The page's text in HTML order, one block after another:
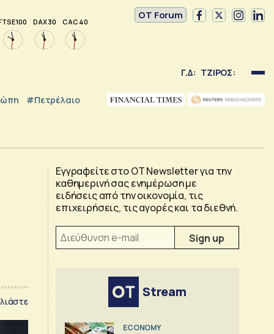
100 DAX 30 CAC 40
OT Forum
Γ.Δ: ΤΖΙΡΟΣ:
#Πετρέλαιο
Εγγραφείτε στο OT Newsletter για την
καθημερινή σας ενημέρωση με
ειδήσεις από την οικονομία, τις
επιχειρήσεις, τις αγορές και τα διεθνή.
Stream
ECONOMY